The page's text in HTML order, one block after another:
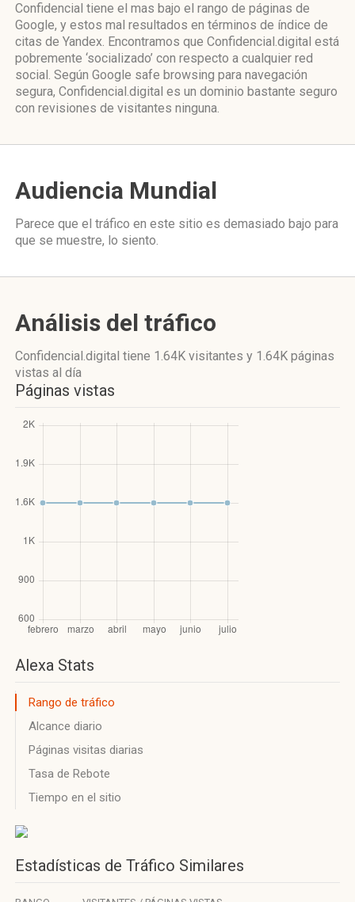
Confidencial tiene el mas bajo el rango de páginas de
Google, y estos mal resultados en términos de índice de
citas de Yandex. Encontramos que Confidencial.digital está
pobremente ‘socializado’ con respecto a cualquier red
social. Según Google safe browsing para navegación
segura, Confidencial.digital es un dominio bastante seguro
con revisiones de visitantes ninguna.
Audiencia Mundial
Parece que el tráfico en este sitio es demasiado bajo para
que se muestre, lo siento.
Análisis del tráfico
Confidencial.digital tiene 1.64K visitantes y 1.64K páginas
vistas al día
Páginas vistas
Alexa Stats
Rango de tráfico
Alcance diario
Páginas visitas diarias
Tasa de Rebote
Tiempo en el sitio
Estadísticas de Tráfico Similares